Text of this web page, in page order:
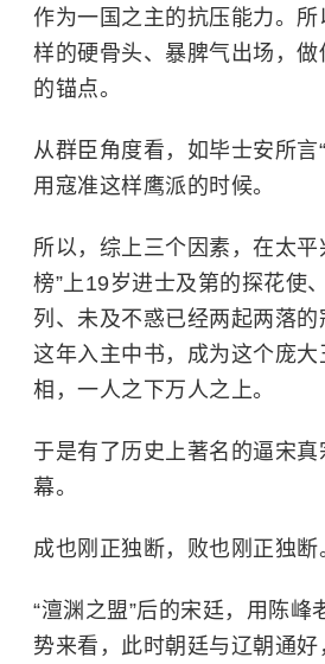
作为一国之主的抗压能力。
样的硬骨头、暴脾气出场，做
的锚点。
从群臣角度看，如毕士安所言
用寇准这样鹰派的时候。
所以，综上三个因素，在太平
榜”上19岁进士及第的探花使
列、未及不惑已经两起两落
这年入主中书，成为这个庞
相，一人之下万人之上。
于是有了历史上著名的逼宋
幕。
成也刚正独断，败也刚正独断
“澶渊之盟”后的宋廷，用陈峰
势来看，此时朝廷与辽朝通